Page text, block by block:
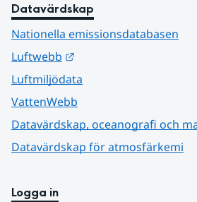
Datavärdskap
Nationella emissionsdatabasen
Luftwebb
Luftmiljödata
VattenWebb
Datavärdskap, oceanografi och
Datavärdskap för atmosfärkemi
Logga in